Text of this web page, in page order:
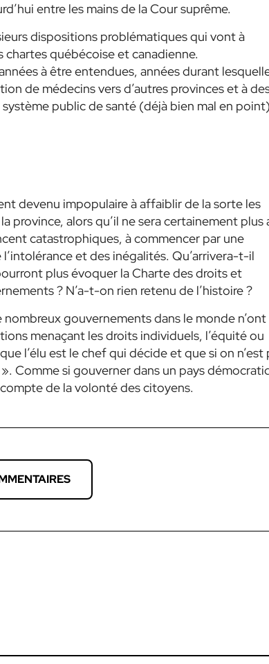
entre les mains de la Cour suprême.
dispositions problématiques qui vont à
québécoise et canadienne.
à être entendues, années durant
de médecins vers d’autres provinces et à
public de santé (déjà bien mal en
devenu impopulaire à affaiblir de la sorte les
alors qu’il ne sera certainement plus
catastrophiques, à commencer par une
et des inégalités. Qu’arrivera-t-il
plus évoquer la Charte des droits et
? N’a-t-on rien retenu de l’histoire ?
gouvernements dans le monde n’ont
menaçant les droits individuels, l’équité ou
l’élu est le chef qui décide et que si on n’est
Comme si gouverner dans un pays
de la volonté des citoyens.